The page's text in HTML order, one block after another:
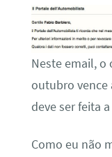
Neste email, o
outubro vence
deve ser feita
Como eu não